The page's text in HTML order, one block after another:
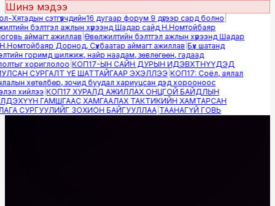
Шинэ мэдээ
сэтгүүлчдийн16 дугаар форум 9 дүгээр сард болно|
бэлтгэл ажлын хүрээнд Шадар сайд Н.Номтойбаяр
аймагт ажиллав|Өвөлжилтийн бэлтгэл ажлын хүрээнд Шадар
Дорнод, Сүхбаатар аймагт ажиллав|Бүх шатанд
горимд шилжиж, найр наадам, зөвлөгөөн, гадаад
хориглолоо|КОП17-ЫН САЙН ДУРЫН ИДЭВХТНҮҮДЭД
СУРГАЛТ ҮЕ ШАТТАЙГААР ЭХЭЛЛЭЭ|КОП17: Соёл, аялал
хөтөлбөр, зочид буудал хариуцсан дэд хорооноос
хийлээ|КОП17 ХУРАЛД АЖИЛЛАХ ОНЦГОЙ БАЙДЛЫН
ГАМШГААС ХАМГААЛАХ ТАКТИКИЙН ХАМТАРСАН
СУРГУУЛИЙГ ЗОХИОН БАЙГУУЛЛАА|ТААНАГҮЙ ГОВЬ